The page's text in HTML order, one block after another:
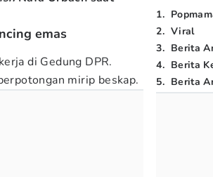
emas
di Gedung DPR.
mirip beskap.
1.
2. Viral
3. Berita
4. Berita
5. Berita